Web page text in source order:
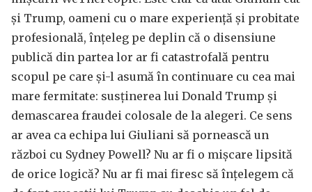
și Trump, oameni cu o mare experiență și probitate
profesională, înțeleg pe deplin că o disensiune
publică din partea lor ar fi catastrofală pentru
scopul pe care și-l asumă în continuare cu cea mai
mare fermitate: susținerea lui Donald Trump și
demascarea fraudei colosale de la alegeri. Ce sens
ar avea ca echipa lui Giuliani să pornească un
război cu Sydney Powell? Nu ar fi o mișcare lipsită
de orice logică? Nu ar fi mai firesc să înțelegem că